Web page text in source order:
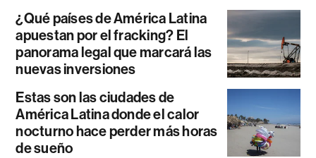
¿Qué países de América Latina
apuestan por el fracking? El
panorama legal que marcará las
nuevas inversiones
Estas son las ciudades de
América Latina donde el calor
nocturno hace perder más horas
de sueño